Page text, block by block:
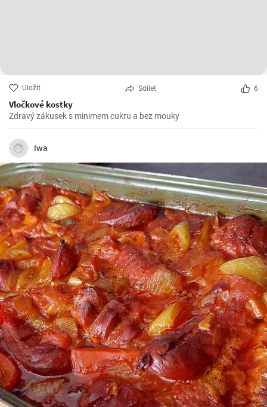
Uložit Sdílet 6
Vločkové kostky
Zdravý zákusek s minimem cukru a bez mouky
Iwa